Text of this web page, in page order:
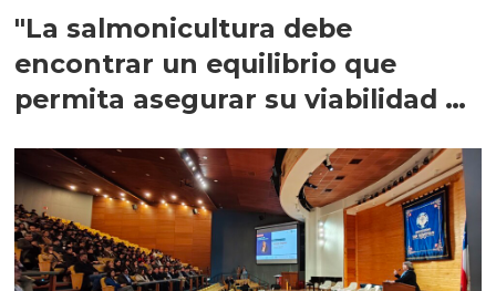
"La salmonicultura debe
encontrar un equilibrio que
permita asegurar su viabilidad de